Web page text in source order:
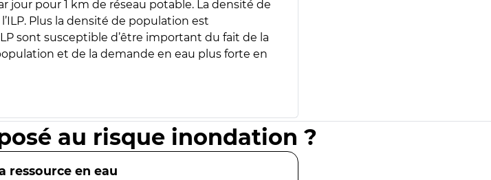
jour pour 1 km de réseau potable. La densité de
Plus la densité de population est
sont susceptible d’être important du fait de la
et de la demande en eau plus forte en
au risque inondation ?
ressource en eau